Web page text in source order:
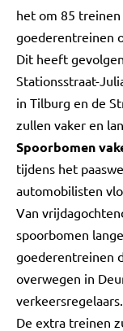
het om 85
goederentreinen
Dit heeft
Stationsstraat-
in Tilburg en de
zullen vaker en
Spoorbomen
tijdens het
automobilisten
Van
spoorbomen
goederentreinen
overwegen in
verkeersregelaars.
De extra treinen